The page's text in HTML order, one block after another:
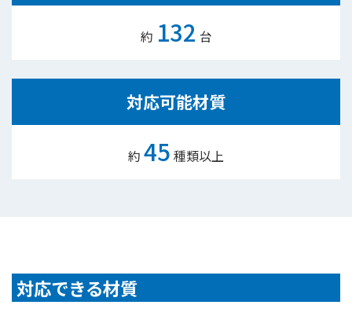
約 132 台
対応可能材質
約 45 種類以上
対応できる材質